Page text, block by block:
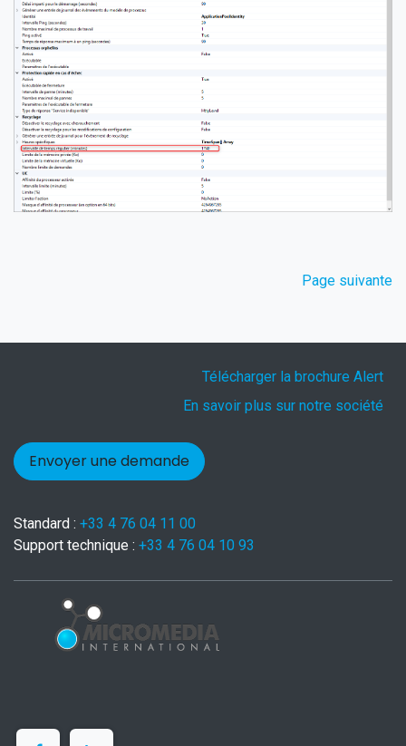
Page suivante
Télécharger la brochure Alert
En savoir plus sur notre société
Envoyer une demande
Standard : +33 4 76 04 11 00
Support technique : +33 4 76 04 10 93